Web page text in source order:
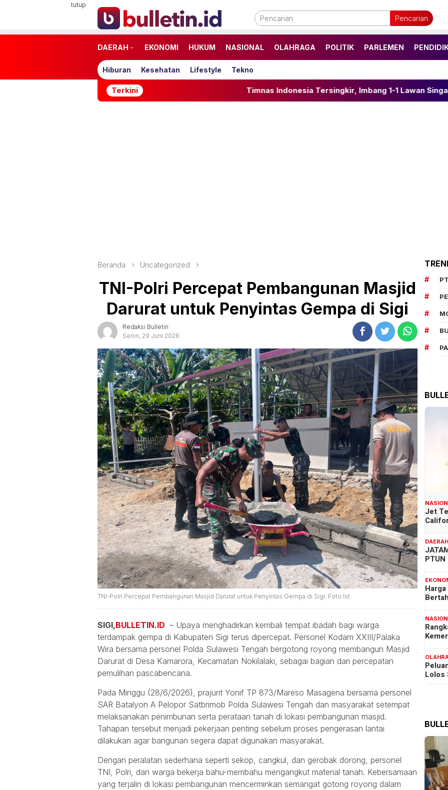
tutup
Pencarian
DAERAH EKONOMI HUKUM NASIONAL OLAHRAGA POLITIK PARLEMEN
Hiburan Kesehatan Lifestyle Tekno
Terkini Timnas Indonesia Tersingkir, Imbang 1-1 Lawan Singapura di Laga
Beranda Uncategorized
TNI-Polri Percepat Pembangunan Masjid
Darurat untuk Penyintas Gempa di Sigi
Redaksi Bulletin
Senin, 29 Juni 2026
TNI-Polri Percepat Pembangunan Masjid Darurat untuk Penyintas Gempa di Sigi. Foto:Ist
SIGI,BULLETIN.ID – Upaya menghadirkan kembali tempat ibadah bagi warga
terdampak gempa di Kabupaten Sigi terus dipercepat. Personel Kodam XXIII/Palaka
Wira bersama personel Polda Sulawesi Tengah bergotong royong membangun Masjid
Darurat di Desa Kamarora, Kecamatan Nokilalaki, sebagai bagian dari percepatan
pemulihan pascabencana.
Pada Minggu (28/6/2026), prajurit Yonif TP 873/Mareso Masagena bersama personel
SAR Batalyon A Pelopor Satbrimob Polda Sulawesi Tengah dan masyarakat setempat
melaksanakan penimbunan serta perataan tanah di lokasi pembangunan masjid.
Tahapan tersebut menjadi pekerjaan penting sebelum proses pengerasan lantai
dilakukan agar bangunan segera dapat digunakan masyarakat.
Dengan peralatan sederhana seperti sekop, cangkul, dan gerobak dorong, personel
TNI, Polri, dan warga bekerja bahu-membahu mengangkut material tanah. Kebersamaan
yang terjalin di lokasi pembangunan mencerminkan semangat gotong royong dalam
Jet
Lolos